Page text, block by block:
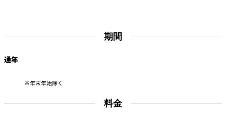
期間
通年
年末年始除く
料金